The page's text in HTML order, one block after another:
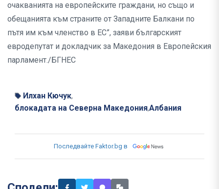
очакванията на европейските граждани, но също и
обещанията към страните от Западните Балкани по
пътя им към членство в ЕС”, заяви българският
евродепутат и докладчик за Македония в Европейския
парламент./БГНЕС
Илхан Кючук,
блокадата на Северна Македония,Албания
Последвайте Faktor.bg в